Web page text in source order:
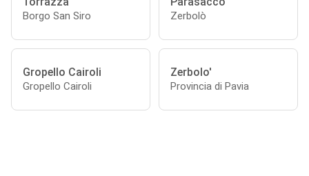
Borgo San Siro Zerbolò
Gropello Cairoli
Gropello Cairoli
Zerbolo'
Provincia di Pavia